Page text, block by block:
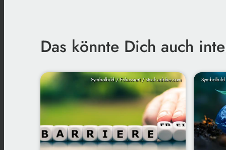
Das könnte Dich auch
Symbolbild / Fokussiert / stock.adobe.com